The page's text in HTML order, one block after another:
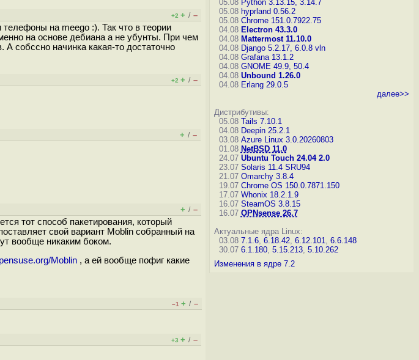
+2 + / –
телефоны на meego :). Так что в теории
на основе дебиана а не убунты. При чем
собссно начинка какая-то достаточно
+2 + / –
+ / –
+ / –
тот способ пакетирования, который
свой вариант Moblin собранный на
вообще никаким боком.
Moblin , а ей вообще пофиг какие
–1 + / –
+3 + / –
05.08 Python 3.13.15, 3.14.7
05.08 hyprland 0.56.2
05.08 Chrome 151.0.7922.75
04.08 Electron 43.3.0
04.08 Mattermost 11.10.0
04.08 Django 5.2.17, 6.0.8 vln
04.08 Grafana 13.1.2
04.08 GNOME 49.9, 50.4
04.08 Unbound 1.26.0
04.08 Erlang 29.0.5
далее>>
Дистрибутивы:
05.08 Tails 7.10.1
04.08 Deepin 25.2.1
03.08 Azure Linux 3.0.20260803
01.08 NetBSD 11.0
24.07 Ubuntu Touch 24.04 2.0
23.07 Solaris 11.4 SRU94
21.07 Omarchy 3.8.4
19.07 Chrome OS 150.0.7871.150
17.07 Whonix 18.2.1.9
16.07 SteamOS 3.8.15
16.07 OPNsense 26.7
Актуальные ядра Linux:
03.08 7.1.6, 6.18.42, 6.12.101, 6.6.148
30.07 6.1.180, 5.15.213, 5.10.262
Изменения в ядре 7.2